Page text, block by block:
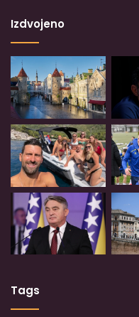
Izdvojeno
Tags